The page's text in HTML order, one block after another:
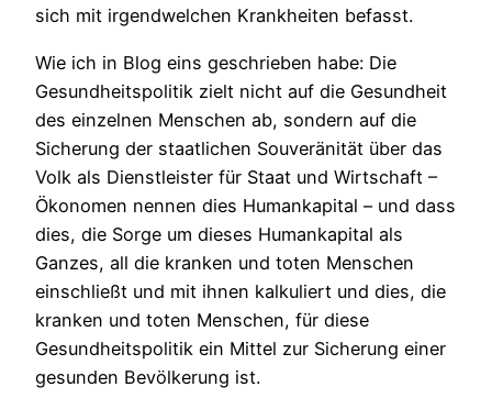
sich mit irgendwelchen Krankheiten befasst.
Wie ich in Blog eins geschrieben habe: Die
Gesundheitspolitik zielt nicht auf die Gesundheit
des einzelnen Menschen ab, sondern auf die
Sicherung der staatlichen Souveränität über das
Volk als Dienstleister für Staat und Wirtschaft –
Ökonomen nennen dies Humankapital – und dass
dies, die Sorge um dieses Humankapital als
Ganzes, all die kranken und toten Menschen
einschließt und mit ihnen kalkuliert und dies, die
kranken und toten Menschen, für diese
Gesundheitspolitik ein Mittel zur Sicherung einer
gesunden Bevölkerung ist.